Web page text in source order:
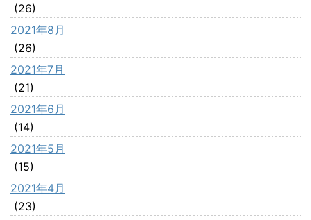
(26)
2021年8月
(26)
2021年7月
(21)
2021年6月
(14)
2021年5月
(15)
2021年4月
(23)